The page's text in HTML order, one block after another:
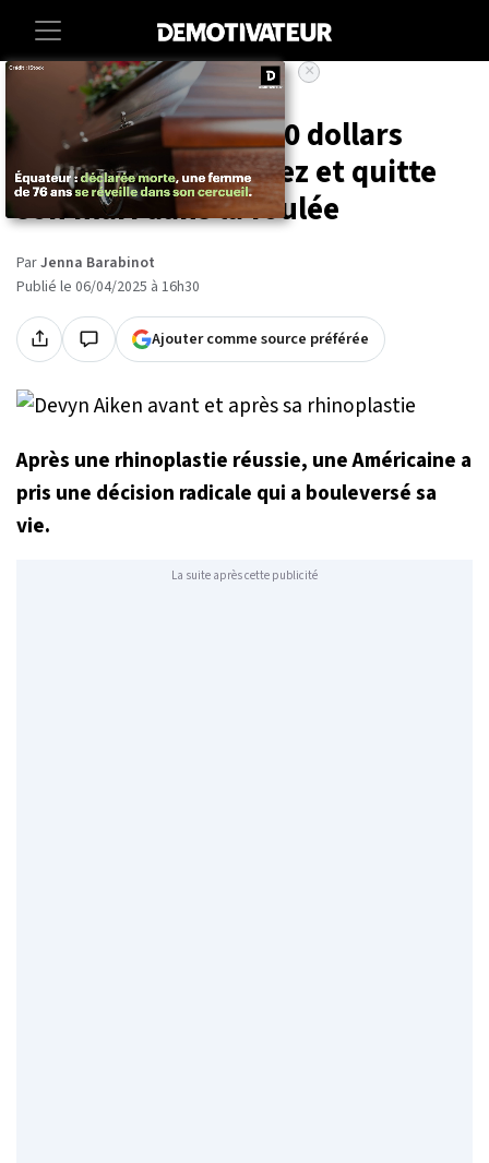
Lifestyle
Elle débourse 10 000 dollars
pour se refaire le nez et quitte
son mari dans la foulée
ParJenna Barabinot
Publié le 06/04/2025 à 16h30
Ajouter comme source préférée
Après une rhinoplastie réussie, une Américaine a
pris une décision radicale qui a bouleversé sa
vie.
La suite après cette publicité
×